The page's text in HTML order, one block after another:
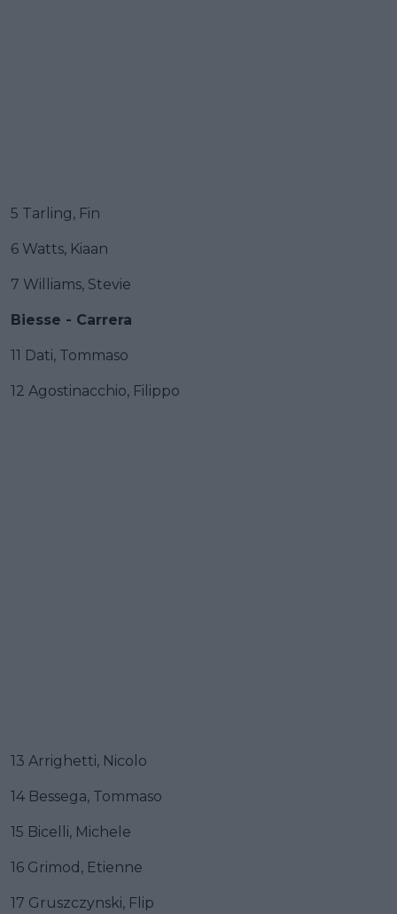
5 Tarling, Fin
6 Watts, Kiaan
7 Williams, Stevie
Biesse - Carrera
11 Dati, Tommaso
12 Agostinacchio, Filippo
13 Arrighetti, Nicolo
14 Bessega, Tommaso
15 Bicelli, Michele
16 Grimod, Etienne
17 Gruszczynski, Flip